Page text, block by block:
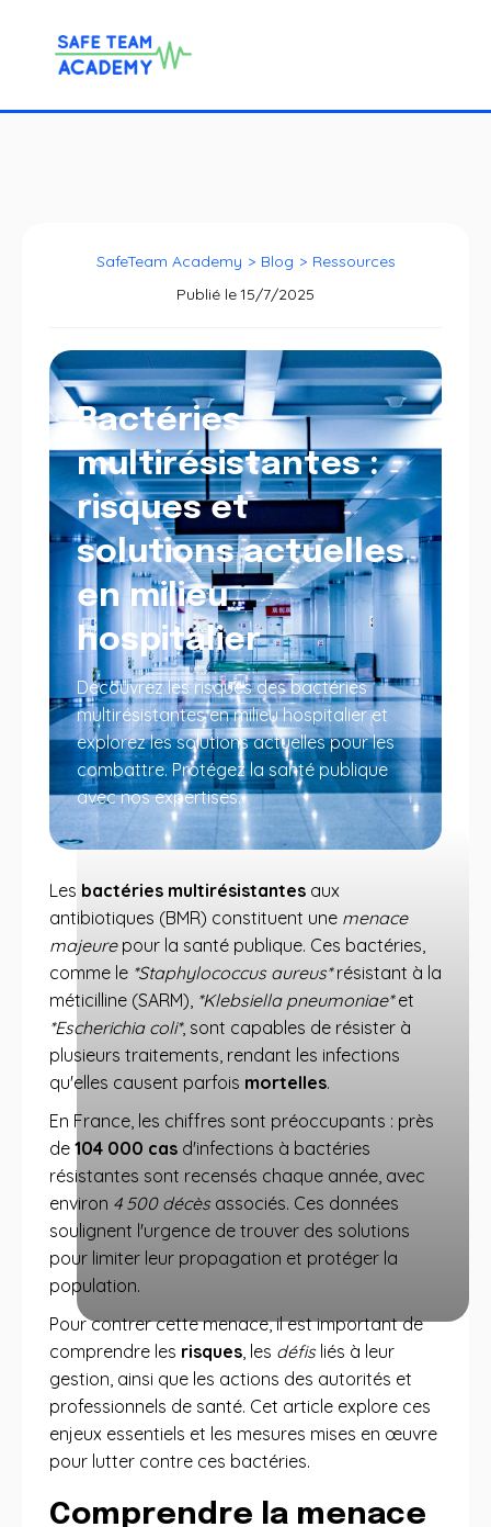
SafeTeam Academy > Blog > Ressources
Publié le15/7/2025
Bactéries
multirésistantes :
risques et
solutions actuelles
en milieu
hospitalier
Découvrez les risques des bactéries
multirésistantes en milieu hospitalier et
explorez les solutions actuelles pour les
combattre. Protégez la santé publique
avec nos expertises.
Les bactéries multirésistantes aux
antibiotiques (BMR) constituent une menace
majeurepour la santé publique. Ces bactéries,
comme le *Staphylococcus aureus*résistant à la
méticilline (SARM), *Klebsiella pneumoniae*et
*Escherichia coli*, sont capables de résister à
plusieurs traitements, rendant les infections
qu'elles causent parfois mortelles.
En France, les chiffres sont préoccupants : près
de 104 000 cas d'infections à bactéries
résistantes sont recensés chaque année, avec
environ 4 500 décès associés. Ces données
soulignent l'urgence de trouver des solutions
pour limiter leur propagation et protéger la
population.
Pour contrer cette menace, il est important de
comprendre les risques, les défisliés à leur
gestion, ainsi que les actions des autorités et
professionnels de santé. Cet article explore ces
enjeux essentiels et les mesures mises en œuvre
pour lutter contre ces bactéries.
Comprendre la menace